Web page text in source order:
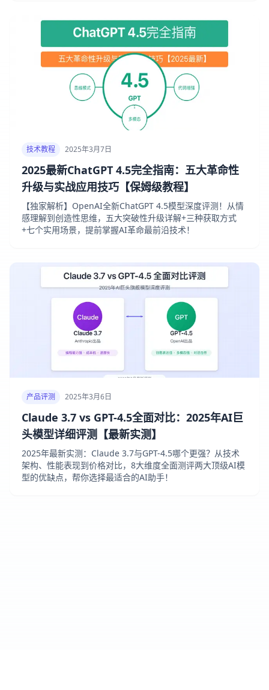
技术教程 2025年3月7日
2025最新ChatGPT 4.5完全指南：五大革命性
升级与实战应用技巧【保姆级教程】
【独家解析】OpenAI全新ChatGPT 4.5模型深度评测！从情
感理解到创造性思维，五大突破性升级详解+三种获取方式
+七个实用场景，提前掌握AI革命最前沿技术！
产品评测 2025年3月6日
Claude 3.7 vs GPT-4.5全面对比：2025年AI巨
头模型详细评测【最新实测】
2025年最新实测：Claude 3.7与GPT-4.5哪个更强？从技术
架构、性能表现到价格对比，8大维度全面测评两大顶级AI模
型的优缺点，帮你选择最适合的AI助手！